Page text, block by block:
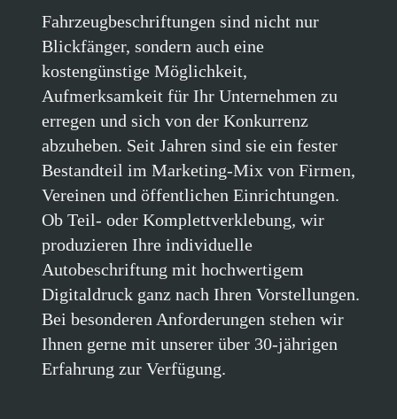
Blickfänger, sondern auch eine
kostengünstige Möglichkeit,
Aufmerksamkeit für Ihr Unternehmen zu
erregen und sich von der Konkurrenz
Bestandteil im Marketing-Mix von Firmen,
Vereinen und öffentlichen Einrichtungen.
Ob Teil- oder Komplettverklebung, wir
produzieren Ihre individuelle
Autobeschriftung mit hochwertigem
Digitaldruck ganz nach Ihren Vorstellungen.
Bei besonderen Anforderungen stehen wir
Ihnen gerne mit unserer über 30-jährigen
Erfahrung zur Verfügung.